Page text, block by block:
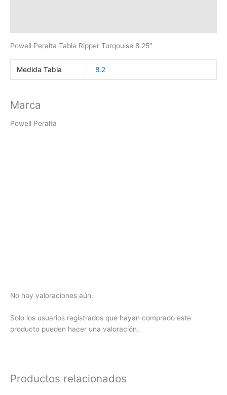
Powell Peralta Tabla Ripper Turqouise 8.25″
Medida Tabla 8.2
Marca
Powell Peralta
No hay valoraciones aún.
Solo los usuarios registrados que hayan comprado este
producto pueden hacer una valoración.
Productos relacionados